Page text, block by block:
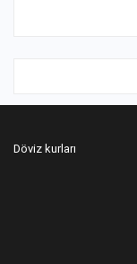
Döviz kurları